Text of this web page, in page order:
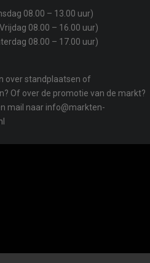
08.00 – 13.00 uur)
08.00 – 16.00 uur)
08.00 – 17.00 uur)
over standplaatsen of
Of over de promotie van de markt?
mail naar info@markten-